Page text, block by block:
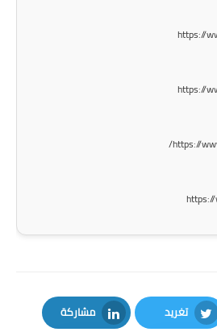
كتب مدرسية
المرحلة المتوسطة
https://
https://
https://
تغريد مشاركة